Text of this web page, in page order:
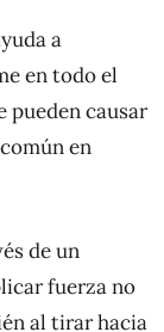
a
en todo el
pueden causar
en
de un
fuerza no
al tirar hacia